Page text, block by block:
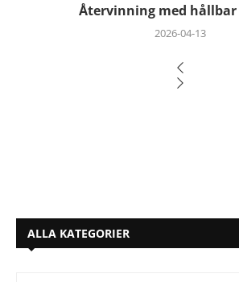
Återvinning med
2026-04-13
ALLA KATEGORIER